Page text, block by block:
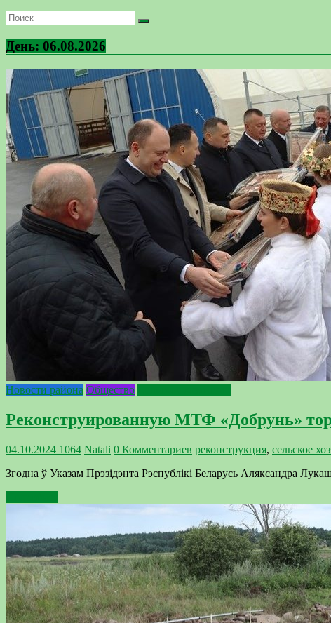
День: 06.08.2026
Новости района Общество
Реконструированную МТФ «Добрунь»
04.10.2024 1064 Natali 0 Комментариев реконструкция, сельское
Згодна ў Указам Прэзідэнта Рэспублікі Беларусь Аляксандра